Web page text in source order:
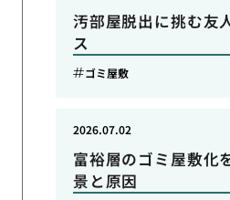
汚部屋脱出に挑む友
ス
ゴミ屋敷
富裕層のゴミ屋敷化
景と原因
2026.07.02